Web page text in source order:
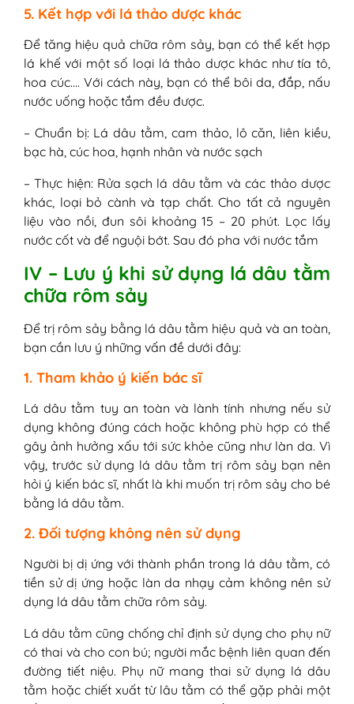
5. Kết hợp với lá thảo dược khác
Để tăng hiệu quả chữa rôm sảy, bạn có thể kết hợp
lá khế với một số loại lá thảo dược khác như tía tô,
hoa cúc…. Với cách này, bạn có thể bôi da, đắp, nấu
nước uống hoặc tắm đều được.
– Chuẩn bị: Lá dâu tằm, cam thảo, lô căn, liên kiều,
bạc hà, cúc hoa, hạnh nhân và nước sạch
– Thực hiện: Rửa sạch lá dâu tằm và các thảo dược
khác, loại bỏ cành và tạp chất. Cho tất cả nguyên
liệu vào nồi, đun sôi khoảng 15 – 20 phút. Lọc lấy
nước cốt và để nguội bớt. Sau đó pha với nước tắm
IV – Lưu ý khi sử dụng lá dâu tằm
chữa rôm sảy
Để trị rôm sảy bằng lá dâu tằm hiệu quả và an toàn,
bạn cần lưu ý những vấn đề dưới đây:
1. Tham khảo ý kiến bác sĩ
Lá dâu tằm tuy an toàn và lành tính nhưng nếu sử
dụng không đúng cách hoặc không phù hợp có thể
gây ảnh hưởng xấu tới sức khỏe cũng như làn da. Vì
vậy, trước sử dụng lá dâu tằm trị rôm sảy bạn nên
hỏi ý kiến bác sĩ, nhất là khi muốn trị rôm sảy cho bé
bằng lá dâu tằm.
2. Đối tượng không nên sử dụng
Người bị dị ứng với thành phần trong lá dâu tằm, có
tiền sử dị ứng hoặc làn da nhạy cảm không nên sử
dụng lá dâu tằm chữa rôm sảy.
Lá dâu tằm cũng chống chỉ định sử dụng cho phụ nữ
có thai và cho con bú; người mắc bệnh liên quan đến
đường tiết niệu. Phụ nữ mang thai sử dụng lá dâu
tằm hoặc chiết xuất từ lâu tằm có thể gặp phải một